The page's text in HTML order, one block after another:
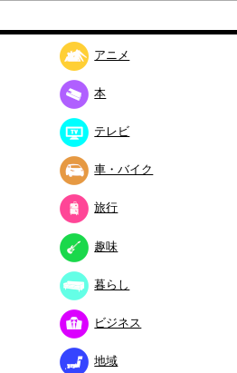
アニメ
本
テレビ
車・バイク
旅行
趣味
暮らし
ビジネス
地域